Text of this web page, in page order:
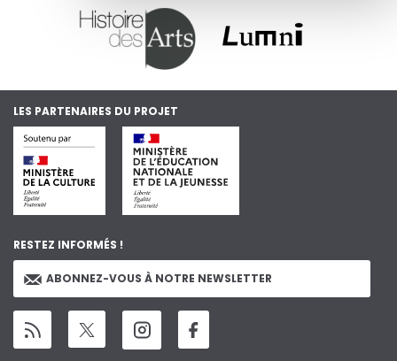
LES PARTENAIRES DU PROJET
RESTEZ INFORMÉS !
ABONNEZ-VOUS À NOTRE NEWSLETTER